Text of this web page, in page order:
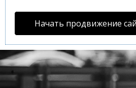
Начать продвижение